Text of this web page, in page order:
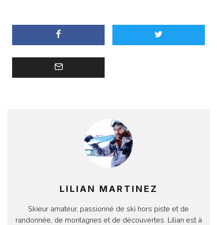
LILIAN MARTINEZ
Skieur amateur, passionné de ski hors piste et de
randonnée, de montagnes et de découvertes. Lilian est à